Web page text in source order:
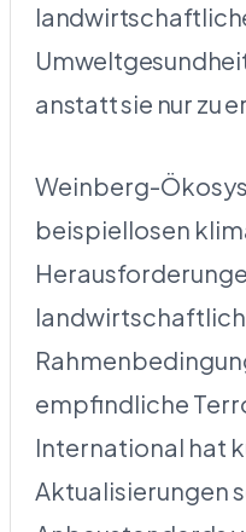
anstatt sie nur zu
Weinberg-
beispiellosen
empfindliche
International hat
Aktualisierungen